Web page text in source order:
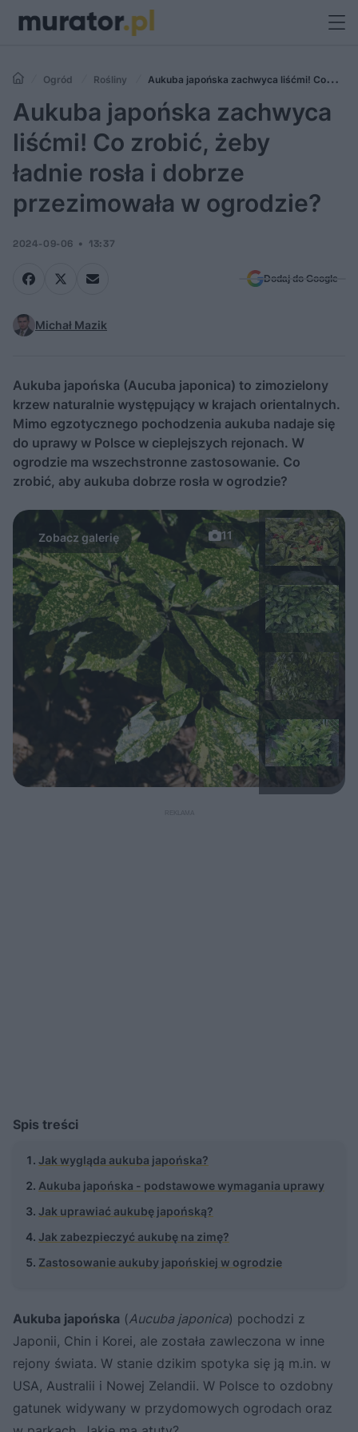
Ogród Rośliny
Aukuba japońska zachwyca liśćmi! Co
zrobić, żeby ładnie rosła i dobrze przezimowała w ogrodzie?
Aukuba japońska zachwyca
liśćmi! Co zrobić, żeby
ładnie rosła i dobrze
przezimowała w ogrodzie?
2024-09-06 13:37
Dodaj do Google
Michał Mazik
Aukuba japońska (Aucuba japonica) to zimozielony
krzew naturalnie występujący w krajach orientalnych.
Mimo egzotycznego pochodzenia aukuba nadaje się
do uprawy w Polsce w cieplejszych rejonach. W
ogrodzie ma wszechstronne zastosowanie. Co
zrobić, aby aukuba dobrze rosła w ogrodzie?
11
Spis treści
Jak wygląda aukuba japońska?
Aukuba japońska - podstawowe wymagania uprawy
Jak uprawiać aukubę japońską?
Jak zabezpieczyć aukubę na zimę?
Zastosowanie aukuby japońskiej w ogrodzie
Aukuba japońska (Aucuba japonica) pochodzi z
Japonii, Chin i Korei, ale została zawleczona w inne
rejony świata. W stanie dzikim spotyka się ją m.in. w
USA, Australii i Nowej Zelandii. W Polsce to ozdobny
gatunek widywany w przydomowych ogrodach oraz